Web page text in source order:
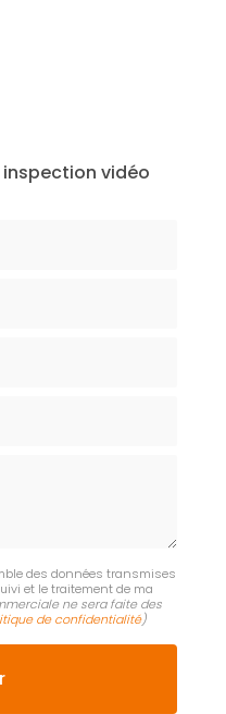
vidéo
des données transmises
et le traitement de ma
ne sera faite des
de confidentialité)